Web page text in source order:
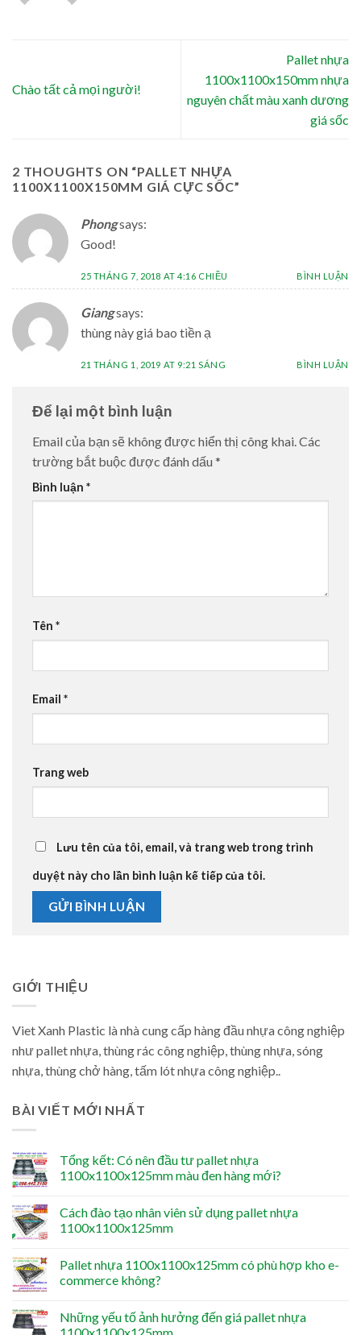
Chào tất cả mọi người!
Pallet nhựa
1100x1100x150mm nhựa
nguyên chất màu xanh dương
giá sốc
2 THOUGHTS ON “PALLET NHỰA
1100X1100X150MM GIÁ CỰC SỐC”
Phongsays:
Good!
25 THÁNG 7, 2018 AT 4:16 CHIỀU BÌNH LUẬN
Giangsays:
thùng này giá bao tiền ạ
21 THÁNG 1, 2019 AT 9:21 SÁNG BÌNH LUẬN
Để lại một bình luận
Email của bạn sẽ không được hiển thị công khai. Các
trường bắt buộc được đánh dấu *
Bình luận *
Tên *
Email *
Trang web
Lưu tên của tôi, email, và trang web trong trình
duyệt này cho lần bình luận kế tiếp của tôi.
GIỚI THIỆU
Viet Xanh Plastic là nhà cung cấp hàng đầu nhựa công nghiệp
như pallet nhựa, thùng rác công nghiệp, thùng nhựa, sóng
nhựa, thùng chở hàng, tấm lót nhựa công nghiệp..
BÀI VIẾT MỚI NHẤT
Tổng kết: Có nên đầu tư pallet nhựa
1100x1100x125mm màu đen hàng mới?
Cách đào tạo nhân viên sử dụng pallet nhựa
1100x1100x125mm
Pallet nhựa 1100x1100x125mm có phù hợp kho e-
commerce không?
Những yếu tố ảnh hưởng đến giá pallet nhựa